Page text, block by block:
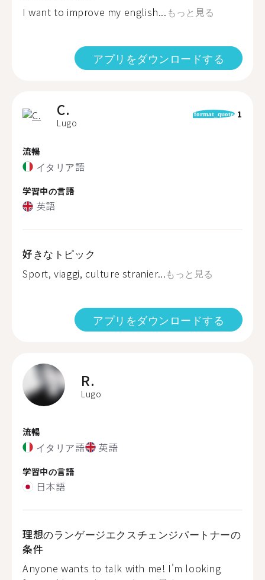
I want to improve my english... もっと見る
アプリをダウンロードする
C.
Lugo
format_quote 1
流暢
イタリア語
学習中の言語
英語
好きなトピック
Sport, viaggi, culture stranier...もっと見る
アプリをダウンロードする
R.
Lugo
流暢
イタリア語 英語
学習中の言語
日本語
理想のランゲージエクスチェンジパートナーの
条件
Anyone wants to talk with me! I'm looking